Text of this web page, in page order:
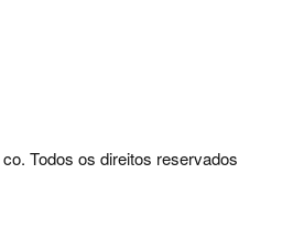
Todos os direitos reservados